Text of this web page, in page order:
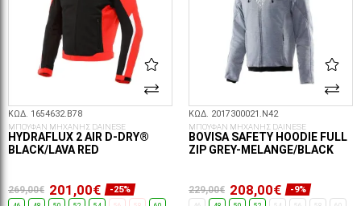
ΚΩΔ. 1654632.B78
ΜΠΟΥΦΑΝ ΜΗΧΑΝΗΣ DAINESE
HYDRAFLUX 2 AIR D-DRY®
BLACK/LAVA RED
269,00€ 201,00€ -25%
ΚΩΔ. 2017300021.N42
ΜΠΟΥΦΑΝ ΜΗΧΑΝΗΣ DAINESE
BOVISA SAFETY HOODIE FULL
ZIP GREY-MELANGE/BLACK
229,00€ 208,00€ -9%